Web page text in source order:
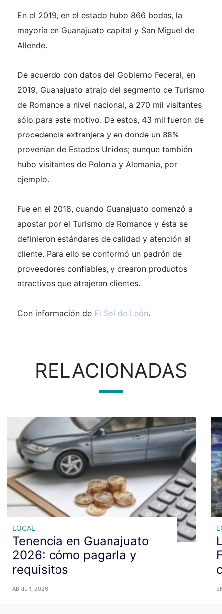
En el 2019, en el estado hubo 866 bodas, la
mayoría en Guanajuato capital y San Miguel de
Allende.
De acuerdo con datos del Gobierno Federal, en
2019, Guanajuato atrajo del segmento de Turismo
de Romance a nivel nacional, a 270 mil visitantes
sólo para este motivo. De estos, 43 mil fueron de
procedencia extranjera y en donde un 88%
provenían de Estados Unidos; aunque también
hubo visitantes de Polonia y Alemania, por
ejemplo.
Fue en el 2018, cuando Guanajuato comenzó a
apostar por el Turismo de Romance y ésta se
definieron estándares de calidad y atención al
cliente. Para ello se conformó un padrón de
proveedores confiables, y crearon productos
atractivos que atrajeran clientes.
Con información de El Sol de León.
RELACIONADAS
LOCAL
Tenencia en Guanajuato
2026: cómo pagarla y
requisitos
ABRIL 1, 2026